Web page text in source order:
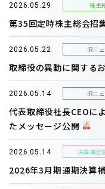
2026.05.29 株主
第35回定時株主総会招
2026.05.22 IRニ
取締役の異動に関する
2026.05.14 IRニ
代表取締役社長CEOに
たメッセージ公開
2026.05.14 決算補足
2026年3月期通期決算